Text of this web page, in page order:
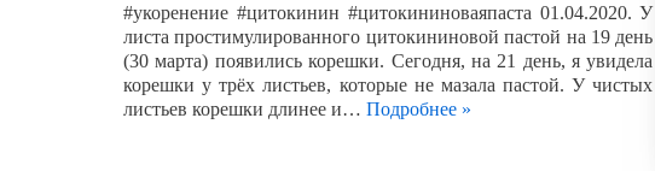
#укоренение #цитокинин #цитокининоваяпаста 01.04.2020. У
листа простимулированного цитокининовой пастой на 19 день
(30 марта) появились корешки. Сегодня, на 21 день, я увидела
корешки у трёх листьев, которые не мазала пастой. У чистых
листьев корешки длинее и… Подробнее »